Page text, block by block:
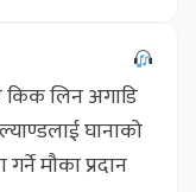
किक लिन अगाडि
घानाको
गर्ने मौका प्रदान